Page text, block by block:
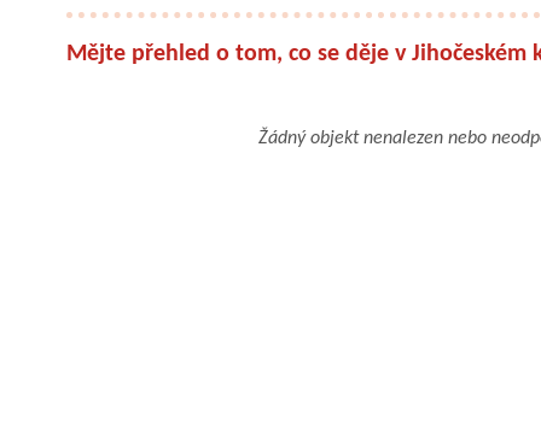
Mějte přehled o tom, co se děje v Jihočeském
Žádný objekt nenalezen nebo